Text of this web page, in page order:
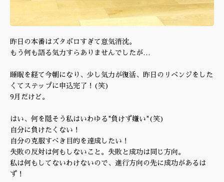
昨日の本番はズタボロすぎて意気消沈。
もう何も語る気力すらありませんでしたが…
睡眠を経て今朝になり、少し気力が復活、昨日のリベンジをした
くてステップに申込完了！(笑)
9月だけど。
はい、何を隠そう私はいわゆる"負けず嫌い"(笑)
自分に負けたくない！
自分の克服すべき目的を達成したい！
失敗の反対は何もしないこと。失敗と成功は同じ方向。
私は何もしてないわけないので、進行方向の先に成功があるは
ず！